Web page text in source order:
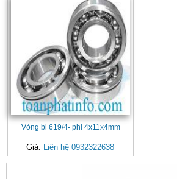
Vòng bi 619/4- phi 4x11x4mm
Giá: Liên hệ 0932322638